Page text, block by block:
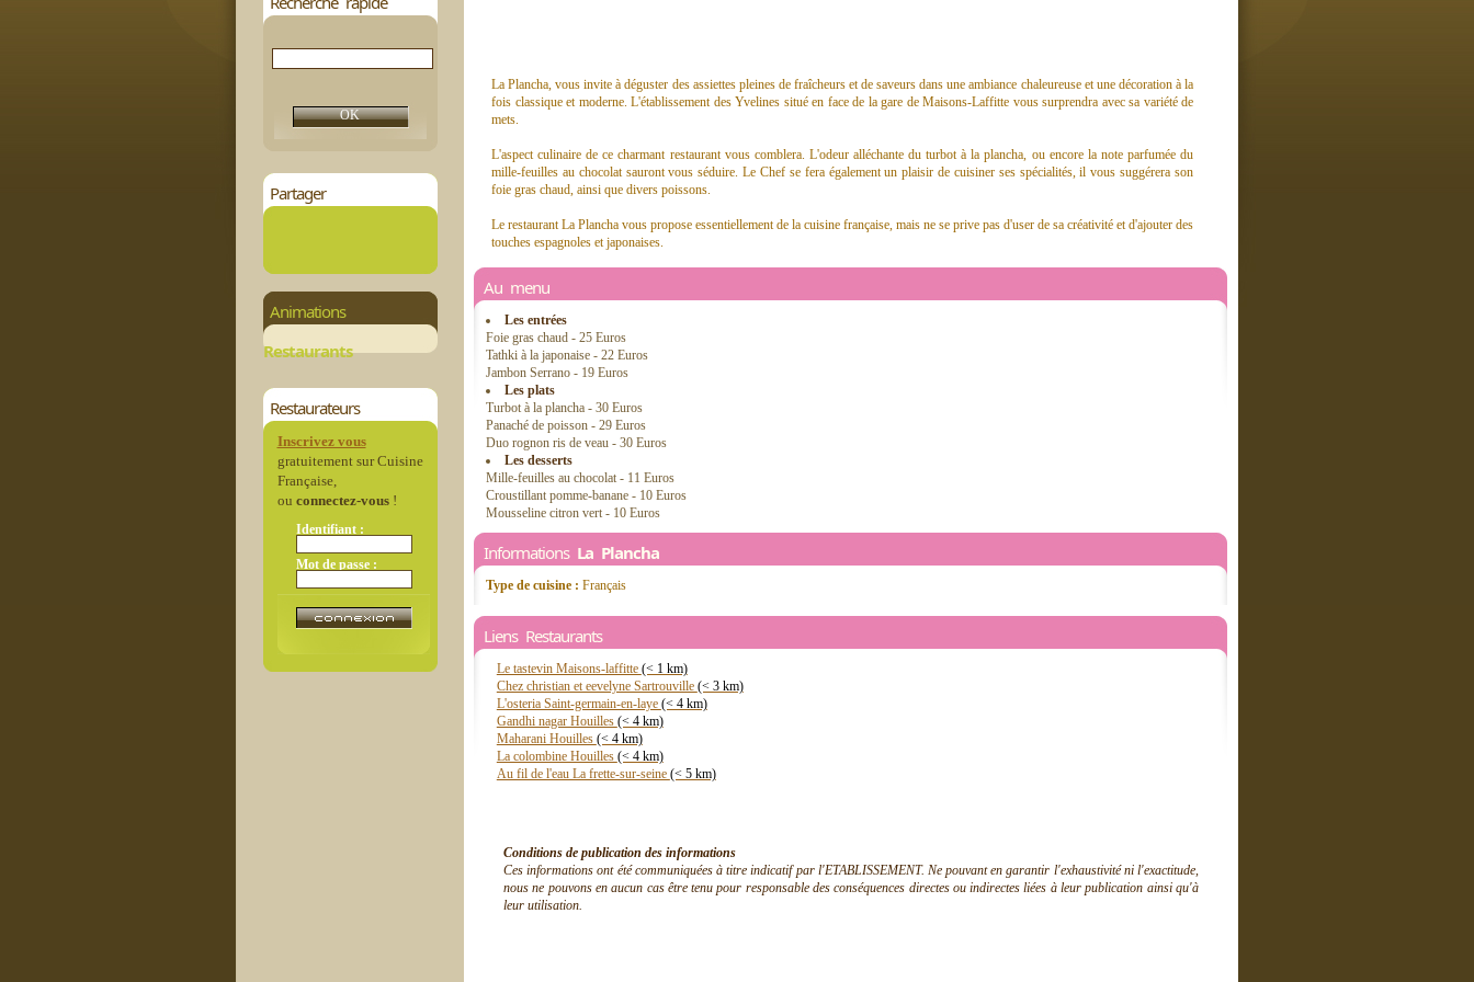
Partager
Animations
Restaurants
Restaurateurs
Inscrivez vous
gratuitement sur Cuisine
Française,
ou connectez-vous!
Identifiant :
Mot de passe :
La Plancha, vous invite à déguster des assiettes pleines de fraîcheurs et de saveurs dans une ambiance chaleureuse et une décoration à la
fois classique et moderne. L'établissement des Yvelines situé en face de la gare de Maisons-Laffitte vous surprendra avec sa variété de
mets.
L'aspect culinaire de ce charmant restaurant vous comblera. L'odeur alléchante du turbot à la plancha, ou encore la note parfumée du
mille-feuilles au chocolat sauront vous séduire. Le Chef se fera également un plaisir de cuisiner ses spécialités, il vous suggérera son
foie gras chaud, ainsi que divers poissons.
Le restaurant La Plancha vous propose essentiellement de la cuisine française, mais ne se prive pas d'user de sa créativité et d'ajouter des
touches espagnoles et japonaises.
Au menu
Les entrées
Foie gras chaud - 25 Euros
Tathki à la japonaise - 22 Euros
Jambon Serrano - 19 Euros
Les plats
Turbot à la plancha - 30 Euros
Panaché de poisson - 29 Euros
Duo rognon ris de veau - 30 Euros
Les desserts
Mille-feuilles au chocolat - 11 Euros
Croustillant pomme-banane - 10 Euros
Mousseline citron vert - 10 Euros
Informations La Plancha
Type de cuisine : Français
Liens Restaurants
Le tastevin Maisons-laffitte (< 1 km)
Chez christian et eevelyne Sartrouville (< 3 km)
L'osteria Saint-germain-en-laye (< 4 km)
Gandhi nagar Houilles (< 4 km)
Maharani Houilles (< 4 km)
La colombine Houilles (< 4 km)
Au fil de l'eau La frette-sur-seine (< 5 km)
Conditions de publication des informations
Ces informations ont été communiquées à titre indicatif par l'ETABLISSEMENT. Ne pouvant en garantir l'exhaustivité ni l'exactitude,
nous ne pouvons en aucun cas être tenu pour responsable des conséquences directes ou indirectes liées à leur publication ainsi qu'à
leur utilisation.